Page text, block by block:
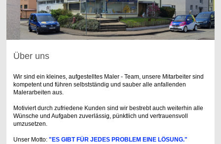
Über uns
Wir sind ein kleines, aufgestelltes Maler - Team, unsere Mitarbeiter sind
kompetent und führen selbstständig und sauber alle anfallenden
Malerarbeiten aus.
Motiviert durch zufriedene Kunden sind wir bestrebt auch weiterhin alle
Wünsche und Aufgaben zuverlässig, pünktlich und vertrauensvoll
umzusetzen.
Unser Motto: "ES GIBT FÜR JEDES PROBLEM EINE LÖSUNG."